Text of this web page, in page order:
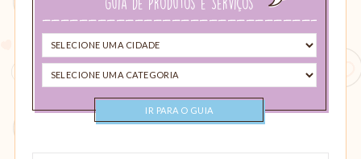
Guia de Produtos e Serviços
Selecione
uma
cidade
Selecione
uma